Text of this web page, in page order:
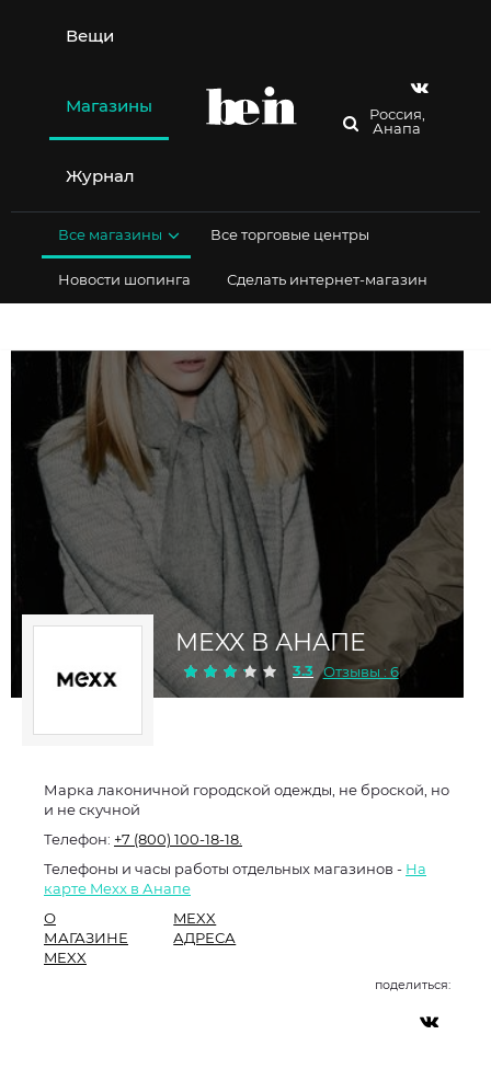
содержимому
Вещи
Магазины
Журнал
Россия,
Анапа
Все магазины Все торговые центры
Новости шопинга Сделать интернет-магазин
MEXX В АНАПЕ
3.3 Отзывы : 6
Марка лаконичной городской одежды, не броской, но
и не скучной
Телефон: +7 (800) 100-18-18.
Телефоны и часы работы отдельных магазинов - На
карте Mexx в Анапе
О
МАГАЗИНЕ
MEXX
MEXX
АДРЕСА
поделиться: